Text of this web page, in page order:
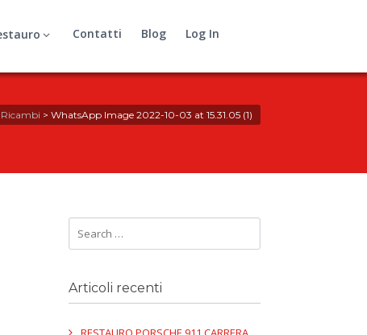
Contatti Blog Log In
Ricambi > WhatsApp Image 2022-10-03 at 15.31.05 (1)
Articoli recenti